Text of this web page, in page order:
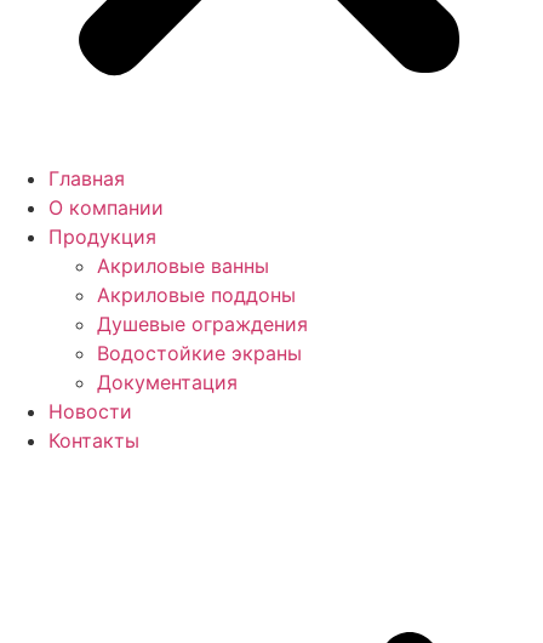
Главная
О компании
Продукция
Акриловые ванны
Акриловые поддоны
Душевые ограждения
Водостойкие экраны
Документация
Новости
Контакты